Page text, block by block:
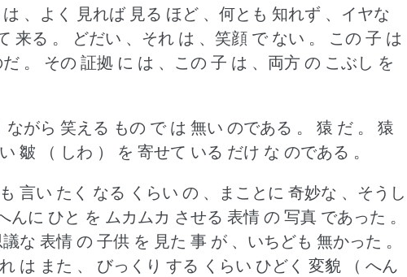
、よく 見れば 見る ほど 、何とも 知れず 、イヤな
来る 。
どだい 、それ は 、笑顔 で ない 。
この 子 は
。
その 証拠 に は 、この 子 は 、両方 の こぶし を
がら 笑える もの で は 無い のである 。
猿 だ 。
猿
皺 （ しわ ） を 寄せて いる だけ な のである 。
言い たく なる くらい の 、まことに 奇妙な 、そうし
に ひと を ムカムカ させる 表情 の 写真 であった 。
な 表情 の 子供 を 見た 事 が 、いちども 無かった 。
は また 、 びっくり する くらい ひどく 変貌 （ へん